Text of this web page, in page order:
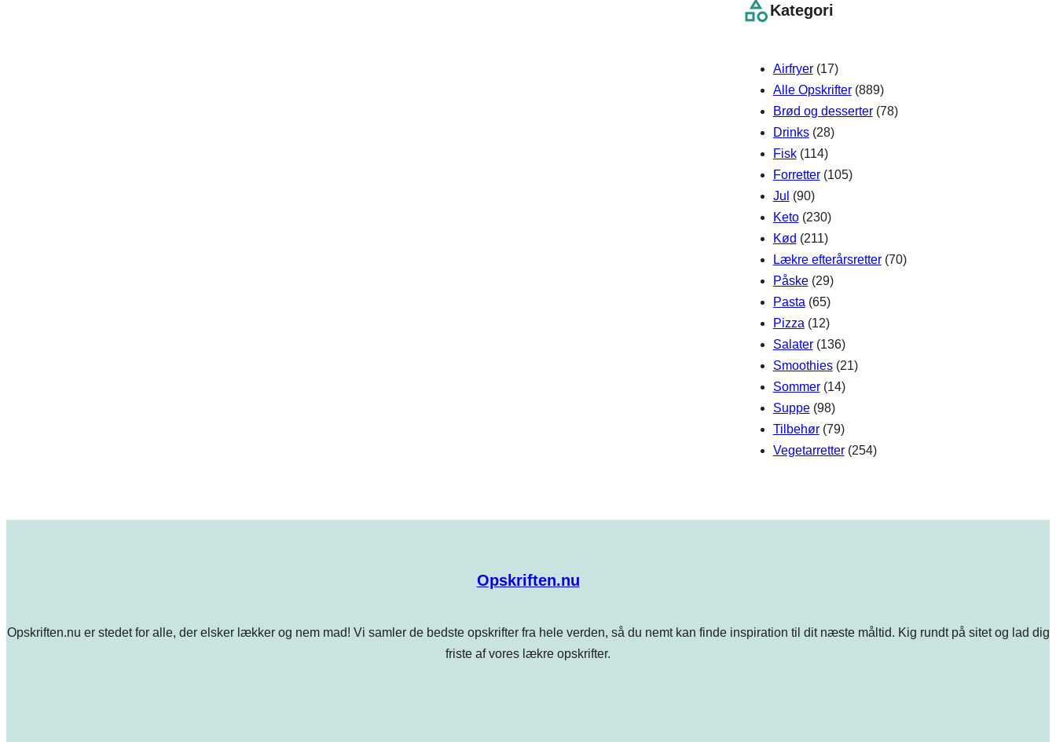
c
Kategori
Airfryer(17)
Alle Opskrifter(889)
Brød og desserter(78)
Drinks(28)
Fisk(114)
Forretter(105)
Jul (90)
Keto(230)
Kød (211)
Lækre efterårsretter(70)
Påske(29)
Pasta (65)
Pizza (12)
Salater(136)
Smoothies(21)
Sommer(14)
Suppe(98)
Tilbehør(79)
Vegetarretter(254)
Opskriften.nu
Opskriften.nu er stedet for alle, der elsker lækker og nem mad! Vi samler de bedste opskrifter fra hele verden, så du nemt kan finde inspiration til dit næste måltid. Kig rundt på sitet og lad dig
friste af vores lækre opskrifter.